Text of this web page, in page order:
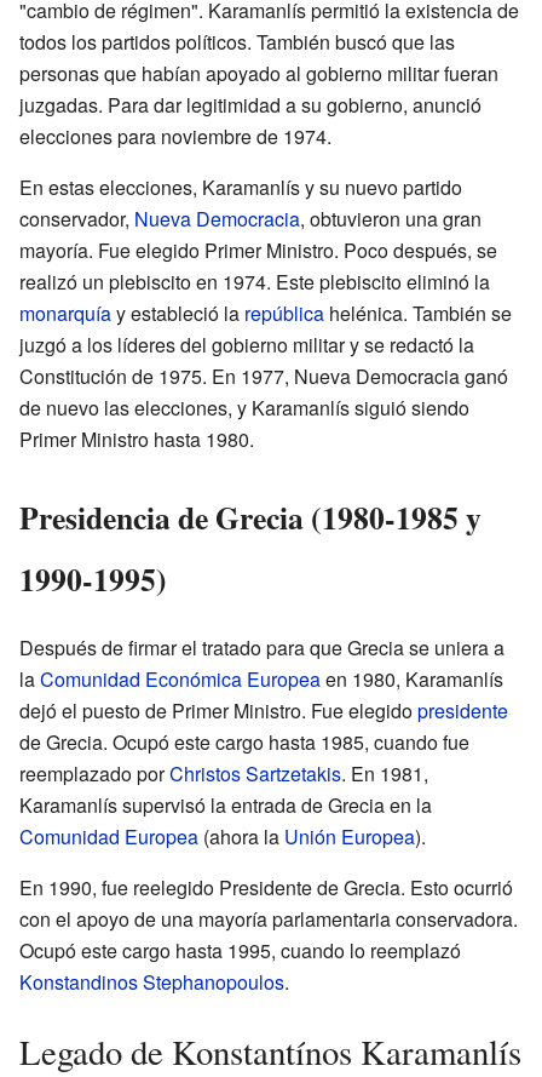
"cambio de régimen". Karamanlís permitió la existencia de
todos los partidos políticos. También buscó que las
personas que habían apoyado al gobierno militar fueran
juzgadas. Para dar legitimidad a su gobierno, anunció
elecciones para noviembre de 1974.
En estas elecciones, Karamanlís y su nuevo partido
conservador, Nueva Democracia, obtuvieron una gran
mayoría. Fue elegido Primer Ministro. Poco después, se
realizó un plebiscito en 1974. Este plebiscito eliminó la
monarquíay estableció la república helénica. También se
juzgó a los líderes del gobierno militar y se redactó la
Constitución de 1975. En 1977, Nueva Democracia ganó
de nuevo las elecciones, y Karamanlís siguió siendo
Primer Ministro hasta 1980.
Presidencia de Grecia (1980-1985 y
1990-1995)
Después de firmar el tratado para que Grecia se uniera a
laComunidad Económica Europeaen 1980, Karamanlís
dejó el puesto de Primer Ministro. Fue elegidopresidente
de Grecia. Ocupó este cargo hasta 1985, cuando fue
reemplazado porChristos Sartzetakis. En 1981,
Karamanlís supervisó la entrada de Grecia en la
Comunidad Europea (ahora la Unión Europea).
En 1990, fue reelegido Presidente de Grecia. Esto ocurrió
con el apoyo de una mayoría parlamentaria conservadora.
Ocupó este cargo hasta 1995, cuando lo reemplazó
Konstandinos Stephanopoulos.
Legado de Konstantínos Karamanlís